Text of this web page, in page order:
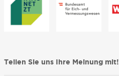
Teilen Sie uns Ihre Meinung mit!